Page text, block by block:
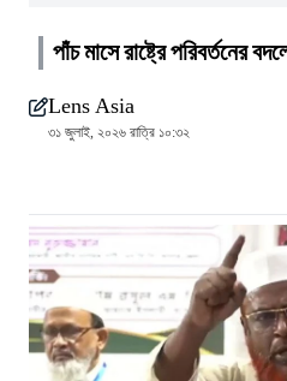
পাঁচ মাসে রাষ্ট্রে পরিবর্তনের
Lens Asia
৩১ জুলাই, ২০২৬ রাত্রি ১০:৩২